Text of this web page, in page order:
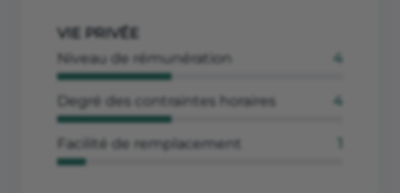
VIE PRIVÉE
Niveau de rémunération
4
Degré des contraintes horaires 4
Facilité de remplacement